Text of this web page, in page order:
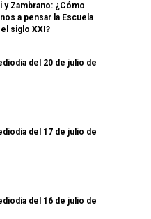
y Zambrano: ¿Cómo
a pensar la Escuela
siglo XXI?
del 20 de julio de
del 17 de julio de
del 16 de julio de